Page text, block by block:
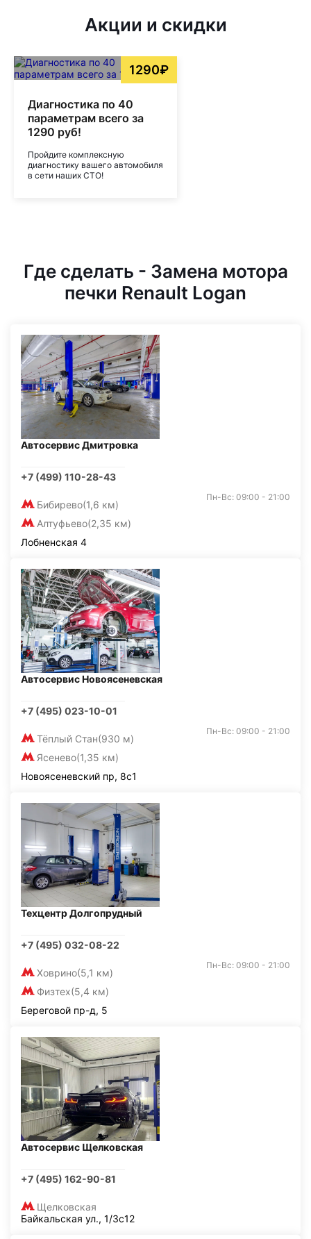
Акции и скидки
1290₽
Диагностика по 40
параметрам всего за
1290 руб!
Пройдите комплексную
диагностику вашего автомобиля
в сети наших СТО!
Где сделать - Замена мотора
печки Renault Logan
Автосервис Дмитровка
+7 (499) 110-28-43
Бибирево(1,6 км)
Алтуфьево(2,35 км)
Пн-Вс: 09:00 - 21:00
Лобненская 4
Автосервис Новоясеневская
+7 (495) 023-10-01
Тёплый Стан(930 м)
Ясенево(1,35 км)
Пн-Вс: 09:00 - 21:00
Новоясеневский пр, 8с1
Техцентр Долгопрудный
+7 (495) 032-08-22
Ховрино(5,1 км)
Физтех(5,4 км)
Пн-Вс: 09:00 - 21:00
Береговой пр-д, 5
Автосервис Щелковская
+7 (495) 162-90-81
Щелковская
Байкальская ул., 1/3с12